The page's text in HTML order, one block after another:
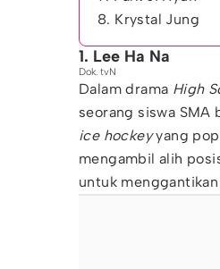
8. Krystal Jung
1. Lee Ha Na
Dok. tvN
Dalam drama High
seorang siswa SMA
ice hockeyyang
mengambil alih
untuk menggantikan